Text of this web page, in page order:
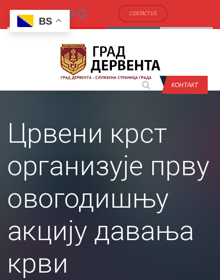
CONTACT US
КОНТАКТ
Црвени крст
организује прву
овогодишњу
акцију давања
крви
BS